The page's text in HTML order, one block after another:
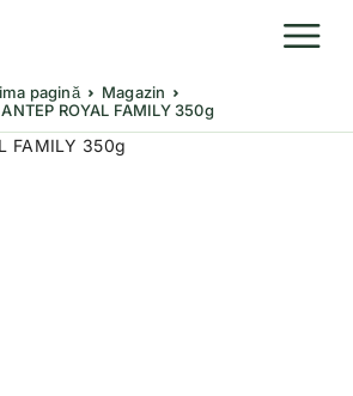
pagină
Magazin
ROYAL FAMILY 350g